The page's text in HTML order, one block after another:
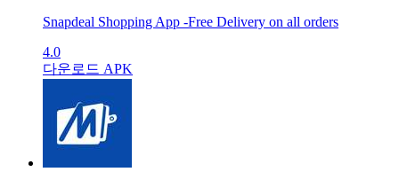
Snapdeal Shopping App -Free Delivery on all orders
4.0
다운로드 APK